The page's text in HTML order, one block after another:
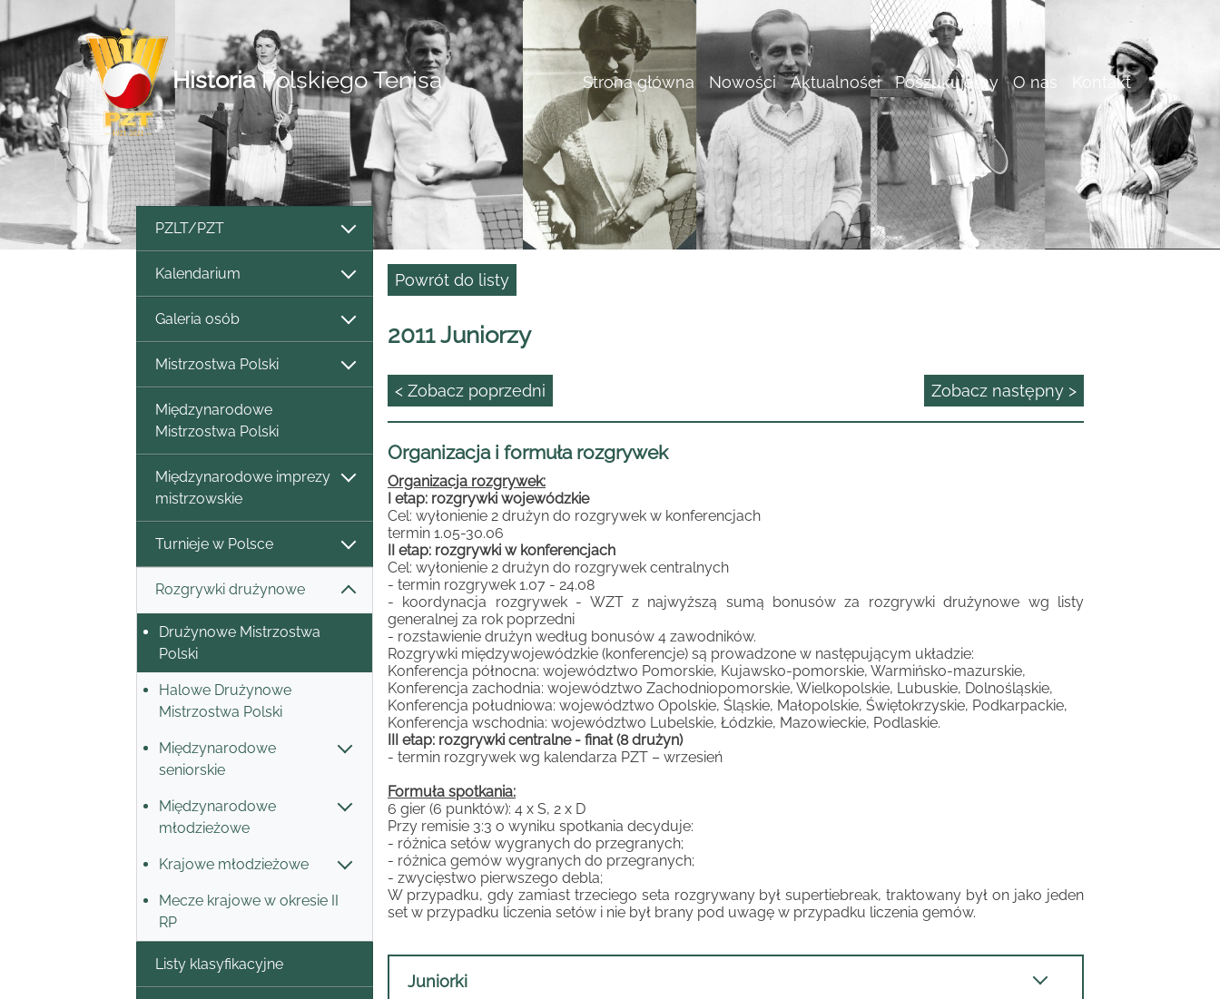
HistoriaPolskiego Tenisa Strona główna Nowości Aktualności Poszukujemy O nas Kontakt
PZLT/PZT
Kalendarium
Galeria osób
Mistrzostwa Polski
Międzynarodowe
Mistrzostwa Polski
Międzynarodowe imprezy
mistrzowskie
Turnieje w Polsce
Rozgrywki drużynowe
Drużynowe Mistrzostwa
Polski
Halowe Drużynowe
Mistrzostwa Polski
Międzynarodowe
seniorskie
Międzynarodowe
młodzieżowe
Krajowe młodzieżowe
Mecze krajowe w okresie II
RP
Listy klasyfikacyjne
Powrót do listy
2011 Juniorzy
< Zobacz poprzedni Zobacz następny >
Organizacja i formuła rozgrywek
Organizacja rozgrywek:
I etap: rozgrywki wojewódzkie
Cel: wyłonienie 2 drużyn do rozgrywek w konferencjach
termin 1.05-30.06
II etap: rozgrywki w konferencjach
Cel: wyłonienie 2 drużyn do rozgrywek centralnych
- termin rozgrywek 1.07 - 24.08
- koordynacja rozgrywek - WZT z najwyższą sumą bonusów za rozgrywki drużynowe wg listy
generalnej za rok poprzedni
- rozstawienie drużyn według bonusów 4 zawodników.
Rozgrywki międzywojewódzkie (konferencje) są prowadzone w następującym układzie:
Konferencja północna: województwo Pomorskie, Kujawsko-pomorskie, Warmińsko-mazurskie,
Konferencja zachodnia: województwo Zachodniopomorskie, Wielkopolskie, Lubuskie, Dolnośląskie,
Konferencja południowa: województwo Opolskie, Śląskie, Małopolskie, Świętokrzyskie, Podkarpackie,
Konferencja wschodnia: województwo Lubelskie, Łódzkie, Mazowieckie, Podlaskie.
III etap: rozgrywki centralne - finał (8 drużyn)
- termin rozgrywek wg kalendarza PZT – wrzesień
Formuła spotkania:
6 gier (6 punktów): 4 x S, 2 x D
Przy remisie 3:3 o wyniku spotkania decyduje:
- różnica setów wygranych do przegranych;
- różnica gemów wygranych do przegranych;
- zwycięstwo pierwszego debla;
W przypadku, gdy zamiast trzeciego seta rozgrywany był supertiebreak, traktowany był on jako jeden
set w przypadku liczenia setów i nie był brany pod uwagę w przypadku liczenia gemów.
Juniorki